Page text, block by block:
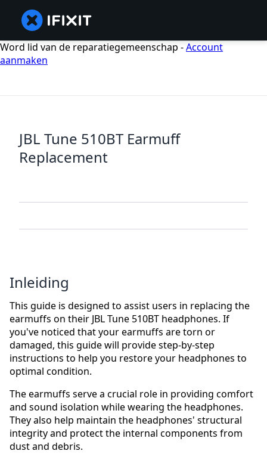
Word lid van de reparatiegemeenschap -Account
aanmaken
JBL Tune 510BT Earmuff
Replacement
Inleiding
This guide is designed to assist users in replacing the
earmuffs on their JBL Tune 510BT headphones. If
you've noticed that your earmuffs are torn or
damaged, this guide will provide step-by-step
instructions to help you restore your headphones to
optimal condition.
The earmuffs serve a crucial role in providing comfort
and sound isolation while wearing the headphones.
They also help maintain the headphones' structural
integrity and protect the internal components from
dust and debris.